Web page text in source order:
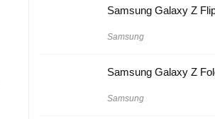
Samsung Galaxy Z
Samsung
Samsung Galaxy Z
Samsung